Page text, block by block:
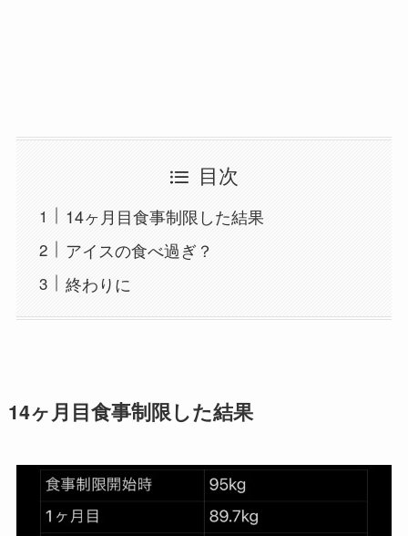
目次
14ヶ月目食事制限した結果
アイスの食べ過ぎ？
終わりに
14ヶ月目食事制限した結果